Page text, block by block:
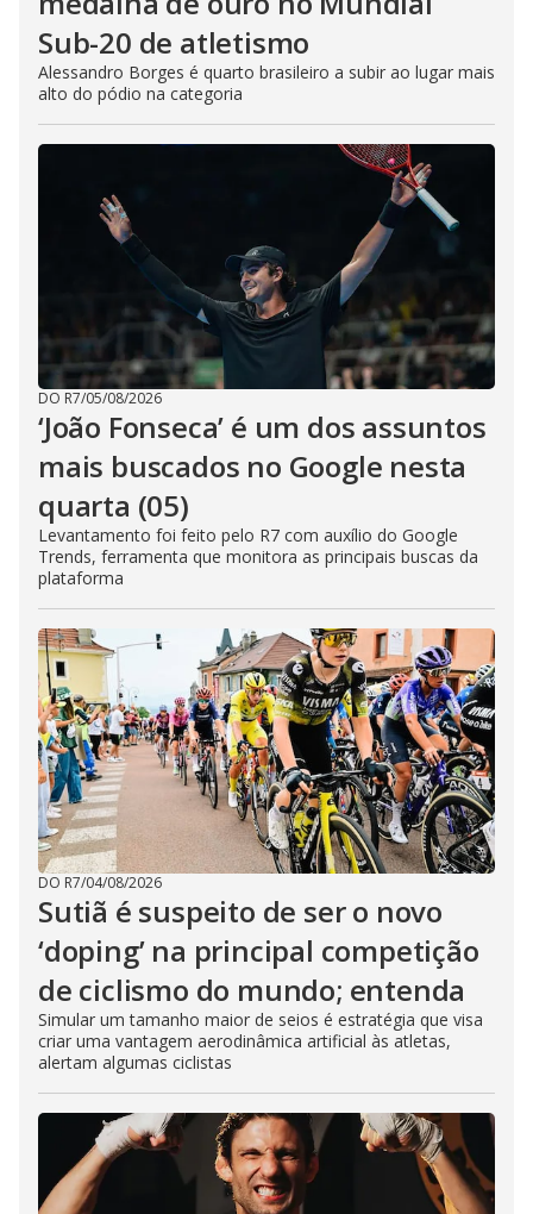
Sub-20 de atletismo
Alessandro Borges é quarto brasileiro a subir ao lugar mais
alto do pódio na categoria
DO R7/05/08/2026
‘João Fonseca’ é um dos assuntos
mais buscados no Google nesta
quarta (05)
Levantamento foi feito pelo R7 com auxílio do Google
Trends, ferramenta que monitora as principais buscas da
plataforma
DO R7/04/08/2026
Sutiã é suspeito de ser o novo
‘doping’ na principal competição
de ciclismo do mundo; entenda
Simular um tamanho maior de seios é estratégia que visa
criar uma vantagem aerodinâmica artificial às atletas,
alertam algumas ciclistas